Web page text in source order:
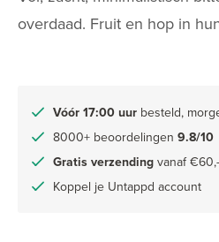
overdaad. Fruit en hop in
Vóór 17:00 uur besteld,
8000+ beoordelingen 9.8/10
Gratis verzending vanaf
Koppel je Untappd account